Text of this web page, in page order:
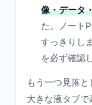
像・データ
た。ノート
すっきりし
を必ず確認
もう一つ見落
大きな液タブ